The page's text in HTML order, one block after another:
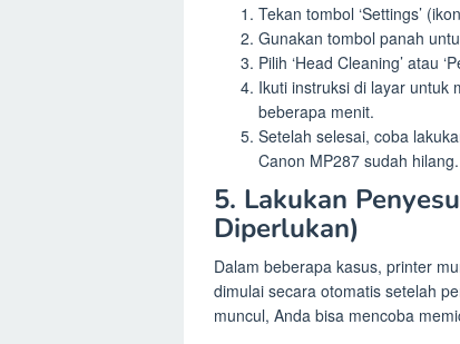
Tekan tombol ‘Settings’
Gunakan tombol panah
Pilih ‘Head Cleaning’ atau
Ikuti instruksi di layar untuk
beberapa menit.
Setelah selesai, coba
Canon MP287 sudah hilang.
5. Lakukan
Diperlukan)
Dalam beberapa kasus, printer
dimulai secara otomatis setelah
muncul, Anda bisa mencoba